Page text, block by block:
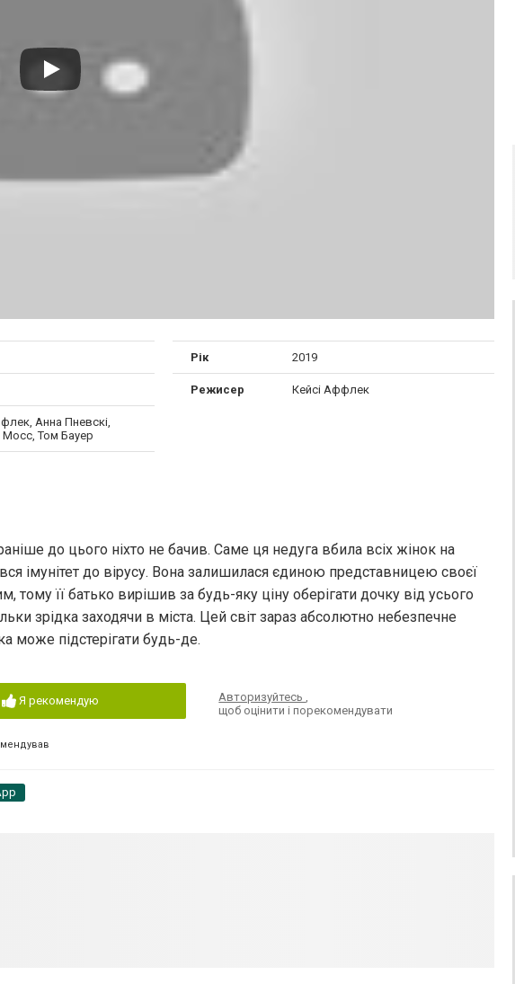
Анна Пневскі,
Мосс, Том Бауер
Рік 2019
Режисер Кейсі Аффлек
до цього ніхто не бачив. Саме ця недуга вбила всіх жінок на
імунітет до вірусу. Вона залишилася єдиною представницею своєї
тому її батько вирішив за будь-яку ціну оберігати дочку від усього
зрідка заходячи в міста. Цей світ зараз абсолютно небезпечне
може підстерігати будь-де.
Я рекомендую Авторизуйтесь
щоб оцінити і порекомендувати